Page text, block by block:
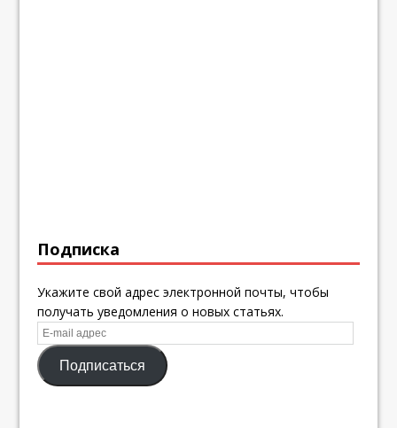
Подписка
Укажите свой адрес электронной почты, чтобы
получать уведомления о новых статьях.
E-
mail
адресПодписаться